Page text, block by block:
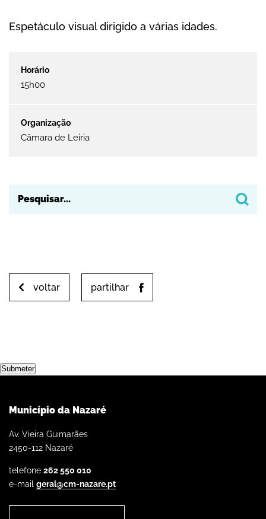
Espetáculo visual dirigido a várias idades.
15h00
Câmara de Leiria
voltar partilhar
Submeter
Município da Nazaré
Av. Vieira Guimarães
2450-112 Nazaré
telefone 262 550 010
e-mail geral@cm-nazare.pt